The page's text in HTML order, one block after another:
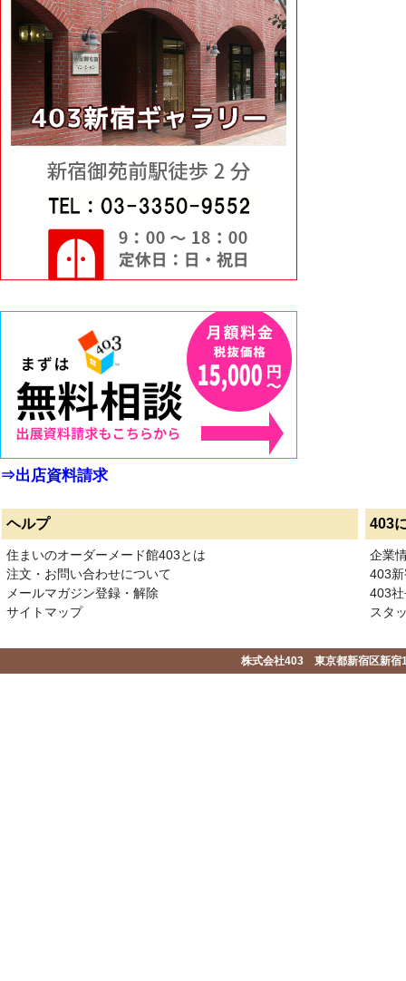
⇒出店資料請求
ヘルプ 403
住まいのオーダーメード館403とは
注文・お問い合わせについて
メールマガジン登録・解除
サイトマップ
企業
403
403
スタ
株式会社403 東京都新宿区新